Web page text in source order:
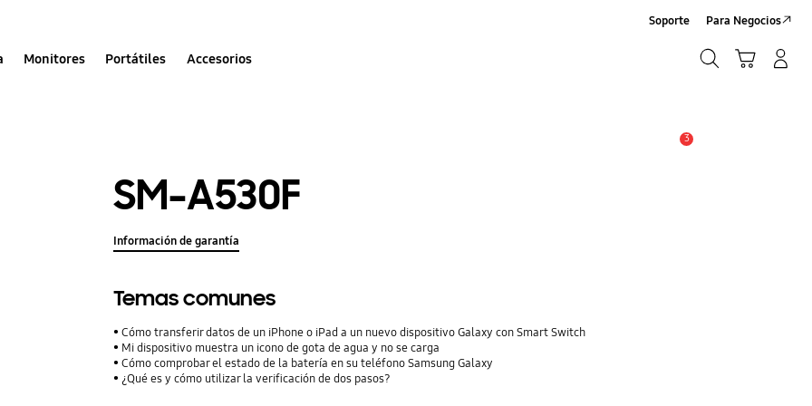
Monitores Portátiles Accesorios
Soporte Para Negocios
3
SM-A530F
Información de garantía
Temas comunes
Cómo transferir datos de un iPhone o iPad a un nuevo dispositivo Galaxy con Smart Switch
Mi dispositivo muestra un icono de gota de agua y no se carga
Cómo comprobar el estado de la batería en su teléfono Samsung Galaxy
¿Qué es y cómo utilizar la verificación de dos pasos?